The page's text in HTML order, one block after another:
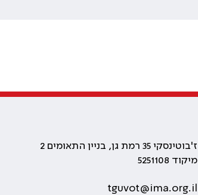
ז'בוטינסקי 35 רמת גן, בניין התאומים 2
מיקוד 5251108
tguvot@ima.org.il